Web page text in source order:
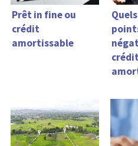
Prêt in fine ou
crédit
amortissable
crédit